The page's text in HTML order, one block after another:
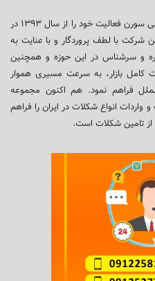
گروه شرکت های مشاوره، تامین و بازرگانی سورن فعالیت خود را از سال ۱۳۹۳ در
شرکت با لطف پروردگار و با عنایت به
و سرشناس در این حوزه و همچنین
کامل بازار، به سرعت مسیری هموار
فراهم نمود. هم اکنون مجموعه
انواع شکلات در ایران را فراهم
از تامین شکلات است.